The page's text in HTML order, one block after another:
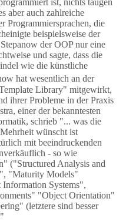
ist, nichts taugen
aber auch zahlreiche
Programmiersprachen, die
beispielsweise der
der OOP nur eine
und sagte, dass die
wie die künstliche
hat wesentlich an der
Library" mitgewirkt,
ihrer Probleme in der Praxis
einer der bekanntesten
schrieb "... was die
wünscht ist
mit beeindruckenden
- so wie
("Structured Analysis and
"Maturity Models"
Systems",
"Object Orientation"
(letztere sind besser